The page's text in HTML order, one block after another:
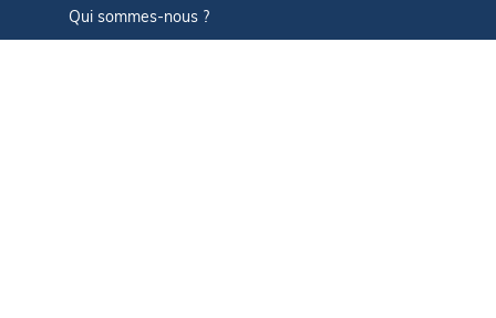
Qui sommes-nous ?